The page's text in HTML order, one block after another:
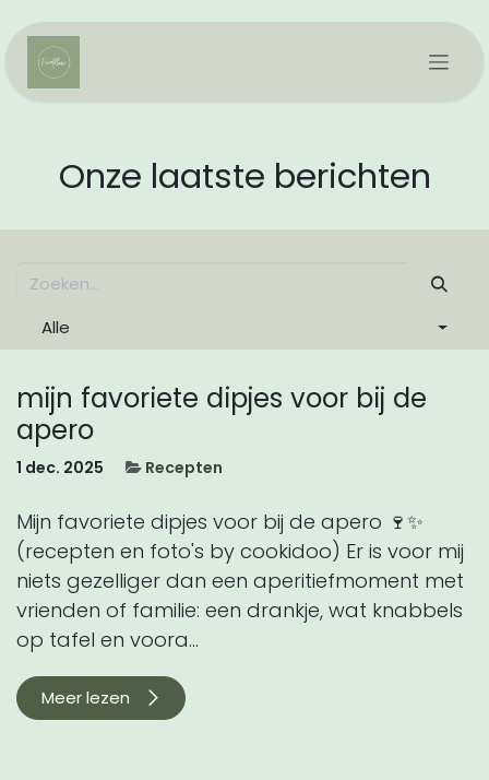
Onze laatste berichten
Alle
mijn favoriete dipjes voor bij de
apero
1 dec. 2025 Recepten
Mijn favoriete dipjes voor bij de apero 🍷✨
(recepten en foto's by cookidoo) Er is voor mij
niets gezelliger dan een aperitiefmoment met
vrienden of familie: een drankje, wat knabbels
op tafel en voora...
Meer lezen